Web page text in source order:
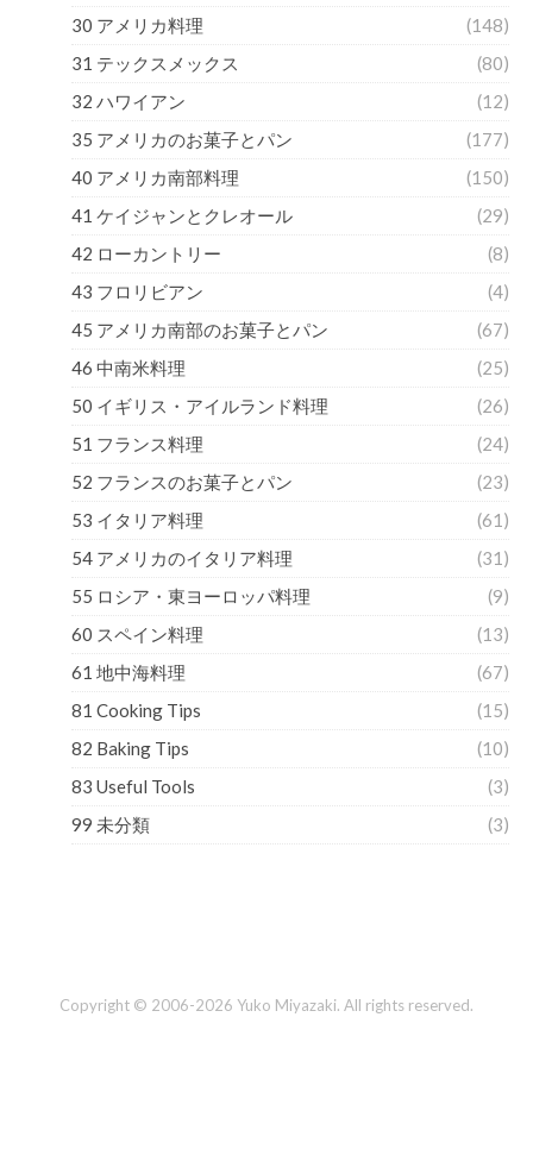
30 アメリカ料理
(148)
31 テックスメックス
(80)
32 ハワイアン
(12)
35 アメリカのお菓子とパン
(177)
40 アメリカ南部料理
(150)
41 ケイジャンとクレオール
(29)
42 ローカントリー
(8)
43 フロリビアン
(4)
45 アメリカ南部のお菓子とパン
(67)
46 中南米料理
(25)
50 イギリス・アイルランド料理
(26)
51 フランス料理
(24)
52 フランスのお菓子とパン
(23)
53 イタリア料理
(61)
54 アメリカのイタリア料理
(31)
55 ロシア・東ヨーロッパ料理
(9)
60 スペイン料理
(13)
61 地中海料理
(67)
81 Cooking Tips
(15)
82 Baking Tips
(10)
83 Useful Tools
(3)
99 未分類
(3)
Copyright © 2006-2026 Yuko Miyazaki. All rights reserved.